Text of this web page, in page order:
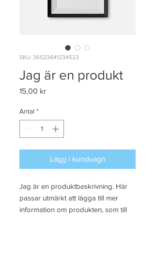
SKU: 36523641234523
Jag är en produkt
15,00 krPris
Antal *
Lägg i kundvagn
Jag är en produktbeskrivning. Här
passar utmärkt att lägga till mer
information om produkten, som till